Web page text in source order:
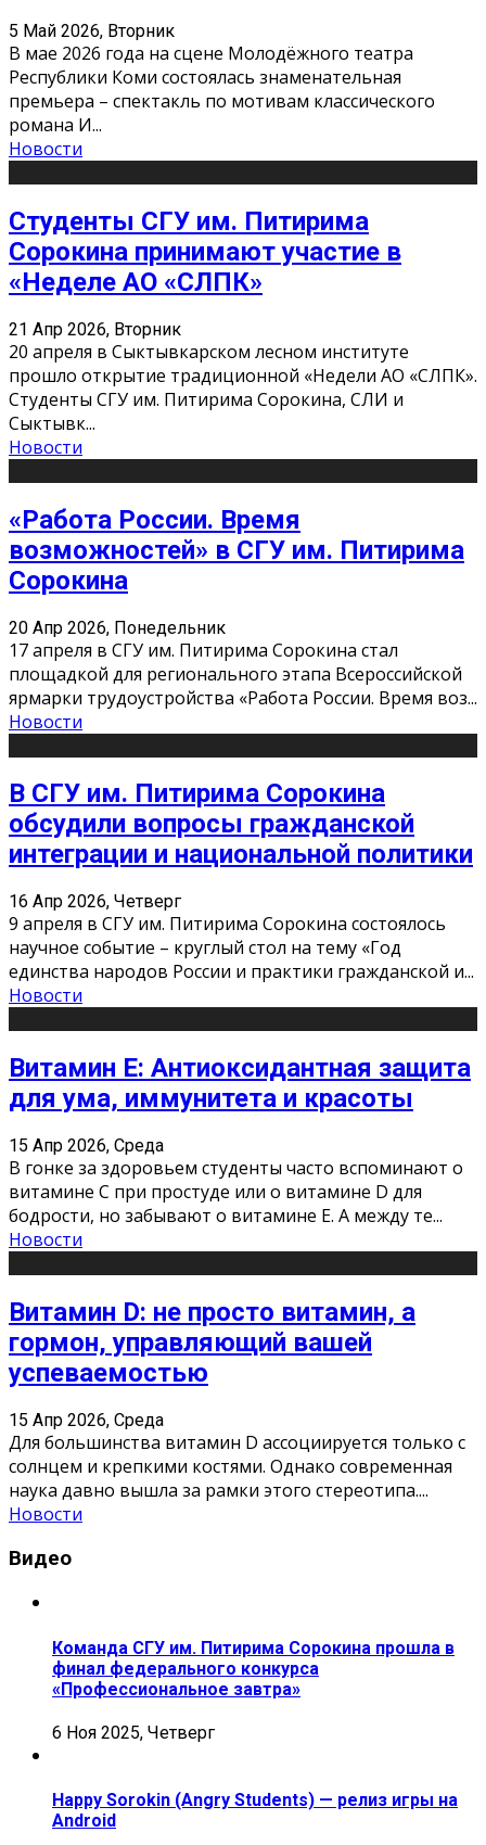
5 Май 2026, Вторник
В мае 2026 года на сцене Молодёжного театра
Республики Коми состоялась знаменательная
премьера – спектакль по мотивам классического
романа И...
Новости
Студенты СГУ им. Питирима
Сорокина принимают участие в
«Неделе АО «СЛПК»
21 Апр 2026, Вторник
20 апреля в Сыктывкарском лесном институте
прошло открытие традиционной «Недели АО «СЛПК».
Студенты СГУ им. Питирима Сорокина, СЛИ и
Сыктывк...
Новости
«Работа России. Время
возможностей» в СГУ им. Питирима
Сорокина
20 Апр 2026, Понедельник
17 апреля в СГУ им. Питирима Сорокина стал
площадкой для регионального этапа Всероссийской
ярмарки трудоустройства «Работа России. Время воз...
Новости
В СГУ им. Питирима Сорокина
обсудили вопросы гражданской
интеграции и национальной политики
16 Апр 2026, Четверг
9 апреля в СГУ им. Питирима Сорокина состоялось
научное событие – круглый стол на тему «Год
единства народов России и практики гражданской и...
Новости
Витамин Е: Антиоксидантная защита
для ума, иммунитета и красоты
15 Апр 2026, Среда
В гонке за здоровьем студенты часто вспоминают о
витамине С при простуде или о витамине D для
бодрости, но забывают о витамине Е. А между те...
Новости
Витамин D: не просто витамин, а
гормон, управляющий вашей
успеваемостью
15 Апр 2026, Среда
Для большинства витамин D ассоциируется только с
солнцем и крепкими костями. Однако современная
наука давно вышла за рамки этого стереотипа....
Новости
Видео
Команда СГУ им. Питирима Сорокина прошла в
финал федерального конкурса
«Профессиональное завтра»
6 Ноя 2025, Четверг
Happy Sorokin (Angry Students) — релиз игры на
Android